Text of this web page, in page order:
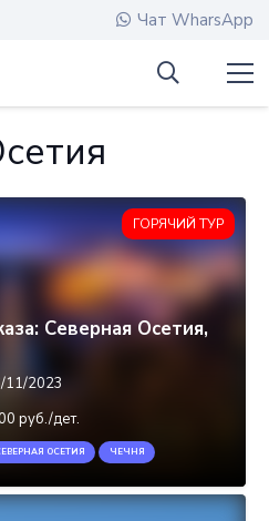
Чат WharsApp
ГОРЯЧИЙ ТУР
Северная Осетия,
11/2023
руб./дет.
ОСЕТИЯ ЧЕЧНЯ